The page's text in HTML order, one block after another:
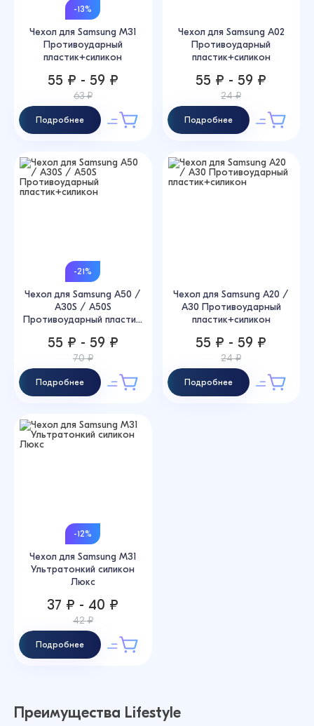
-13%
Чехол для Samsung M31
Противоударный
пластик+силикон
55 ₽ - 59 ₽
63 ₽
Подробнее
Чехол для Samsung A02
Противоударный
пластик+силикон
55 ₽ - 59 ₽
24 ₽
Подробнее
-21%
Чехол для Samsung A50 /
A30S / A50S
Противоударный пласти...
55 ₽ - 59 ₽
70 ₽
Подробнее
Чехол для Samsung A20 /
A30 Противоударный
пластик+силикон
55 ₽ - 59 ₽
24 ₽
Подробнее
-12%
Чехол для Samsung M31
Ультратонкий силикон
Люкс
37 ₽ - 40 ₽
42 ₽
Подробнее
Преимущества Lifestyle